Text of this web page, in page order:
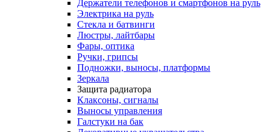
Держатели телефонов и смартфонов на руль
Электрика на руль
Стекла и батвинги
Люстры, лайтбары
Фары, оптика
Ручки, грипсы
Подножки, выносы, платформы
Зеркала
Защита радиатора
Клаксоны, сигналы
Выносы управления
Галстуки на бак